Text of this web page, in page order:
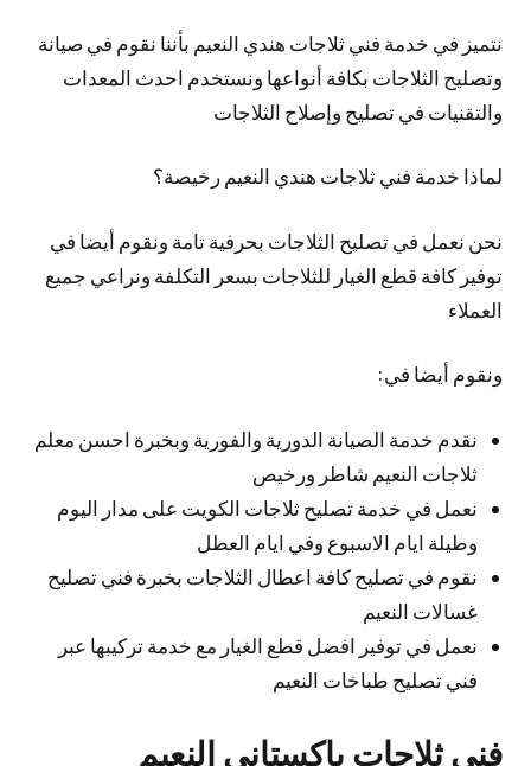
نتميز في خدمة فني ثلاجات هندي النعيم بأننا نقوم في صيانة
وتصليح الثلاجات بكافة أنواعها ونستخدم احدث المعدات
والتقنيات في تصليح وإصلاح الثلاجات
لماذا خدمة فني ثلاجات هندي النعيم رخيصة؟
نحن نعمل في تصليح الثلاجات بحرفية تامة ونقوم أيضا في
توفير كافة قطع الغيار للثلاجات بسعر التكلفة ونراعي جميع
العملاء
ونقوم أيضا في:
نقدم خدمة الصيانة الدورية والفورية وبخبرة احسن معلم
ثلاجات النعيم شاطر ورخيص
نعمل في خدمة تصليح ثلاجات الكويت على مدار اليوم
وطيلة ايام الاسبوع وفي ايام العطل
نقوم في تصليح كافة اعطال الثلاجات بخبرة فني تصليح
غسالات النعيم
نعمل في توفير افضل قطع الغيار مع خدمة تركيبها عبر
فني تصليح طباخات النعيم
فني ثلاجات باكستاني النعيم